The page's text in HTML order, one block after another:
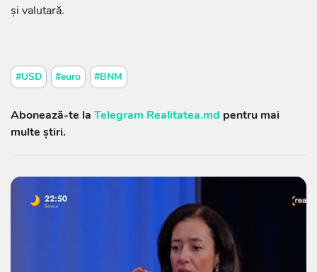
și valutară.
#USD #euro #BNM
Abonează-te la Telegram Realitatea.md pentru mai
multe știri.